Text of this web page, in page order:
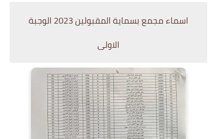
اسماء مجمع بسماية المقبولين 2023 الوجبة
الاولى